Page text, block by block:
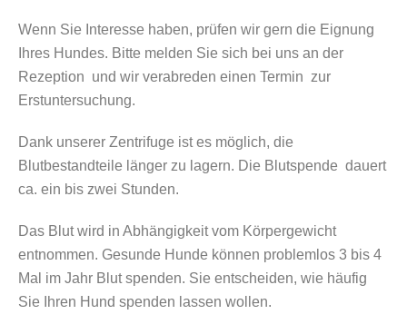
Wenn Sie Interesse haben, prüfen wir gern die Eignung
Ihres Hundes. Bitte melden Sie sich bei uns an der
Rezeption und wir verabreden einen Termin zur
Erstuntersuchung.
Dank unserer Zentrifuge ist es möglich, die
Blutbestandteile länger zu lagern. Die Blutspende dauert
ca. ein bis zwei Stunden.
Das Blut wird in Abhängigkeit vom Körpergewicht
entnommen. Gesunde Hunde können problemlos 3 bis 4
Mal im Jahr Blut spenden. Sie entscheiden, wie häufig
Sie Ihren Hund spenden lassen wollen.